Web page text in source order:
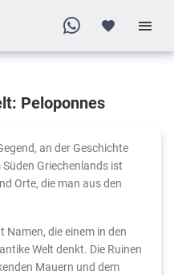
Peloponnes
an der Geschichte
Griechenlands ist
Orte, die man aus den
die einem in den
Welt denkt. Die Ruinen
Mauern und dem